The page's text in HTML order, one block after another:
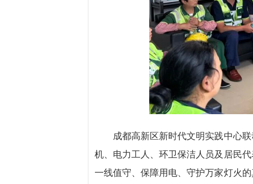
成都高新区新时代文明实践中心联
机、电力工人、环卫保洁人员及居民
一线值守、保障用电、守护万家灯火